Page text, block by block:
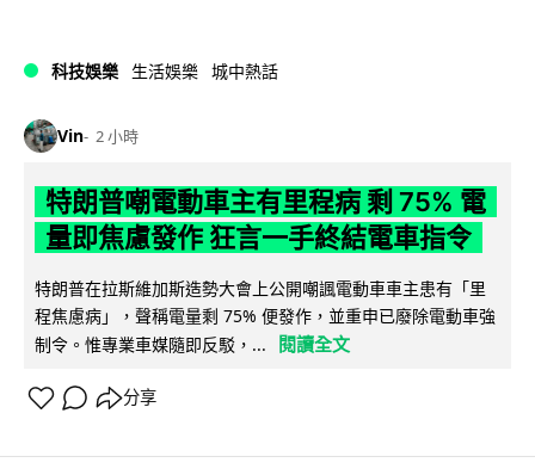
科技娛樂 生活娛樂 城中熱話
Vin 2 小時
特朗普嘲電動車主有里程病 剩 75% 電
量即焦慮發作 狂言一手終結電車指令
特朗普在拉斯維加斯造勢大會上公開嘲諷電動車車主患有「里
程焦慮病」，聲稱電量剩 75% 便發作，並重申已廢除電動車強
制令。惟專業車媒隨即反駁，...
閱讀全文
分享